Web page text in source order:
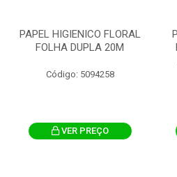
PAPEL HIGIENICO FLORAL
FOLHA DUPLA 20M
Código: 5094258
VER PREÇO